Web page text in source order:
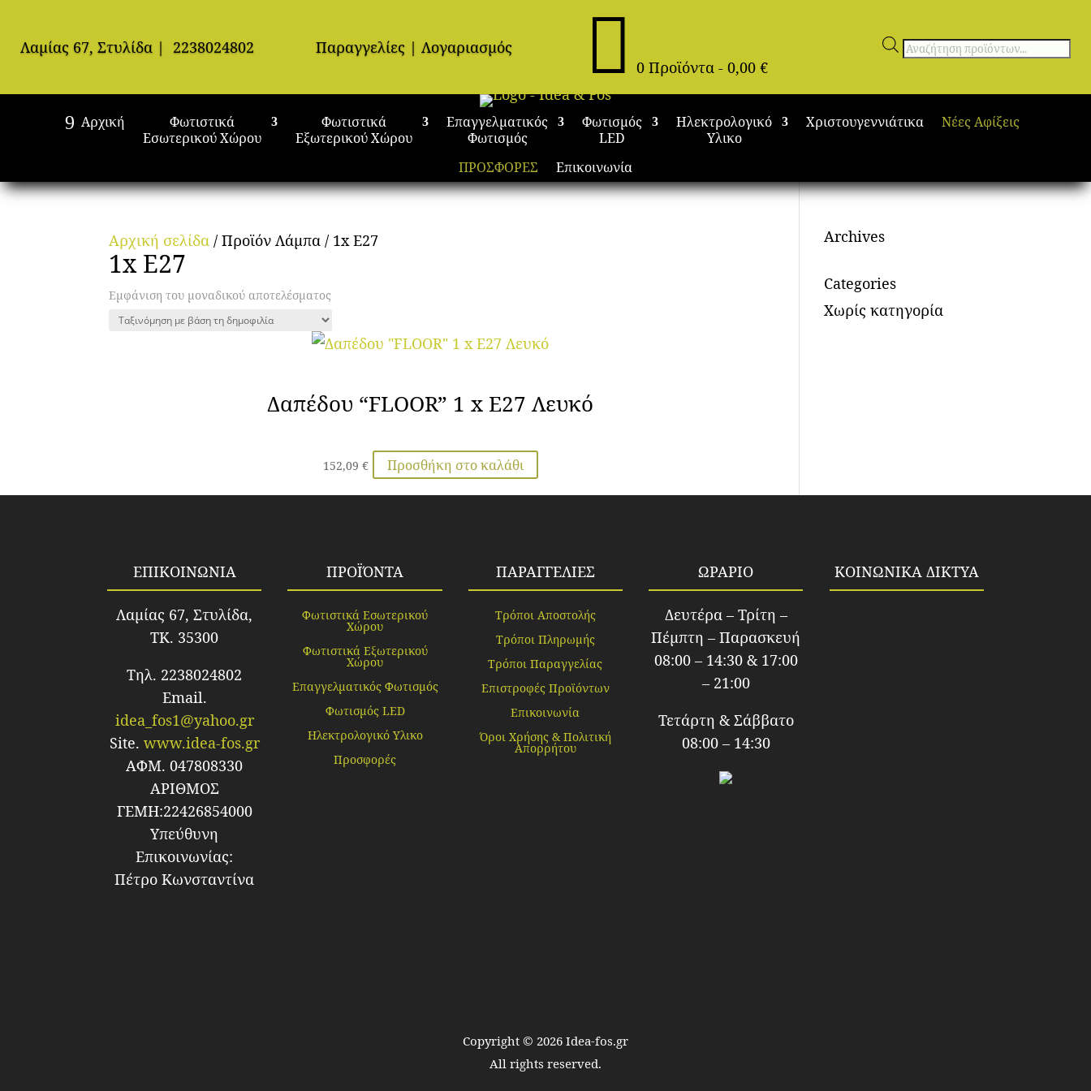
Λαμίας 67, Στυλίδα | 2238024802 Παραγγελίες |Λογαριασμός  0 Προϊόντα - 0,00€
Αναζήτηση
Αρχική
Φωτιστικά
Εσωτερικού Χώρου
Φωτιστικά
Εξωτερικού Χώρου
Επαγγελματικός
Φωτισμός
Φωτισμός
LED
Ηλεκτρολογικό
Υλικο
Χριστουγεννιάτικα Νέες Αφίξεις
ΠΡΟΣΦΟΡΕΣ Επικοινωνία
Αρχική σελίδα / Προϊόν Λάμπα / 1x E27
1x E27
Εμφάνιση του μοναδικού αποτελέσματος
Δαπέδου “FLOOR” 1 x E27 Λευκό
152,09 € Προσθήκη στο καλάθι
Archives
Categories
Χωρίς κατηγορία
ΕΠΙΚΟΙΝΩΝΙΑ
Λαμίας 67, Στυλίδα,
TK. 35300
Τηλ. 2238024802
Email.
idea_fos1@yahoo.gr
Site. www.idea-fos.gr
ΑΦΜ. 047808330
ΑΡΙΘΜΟΣ
ΓΕΜΗ:22426854000
Υπεύθυνη
Επικοινωνίας:
Πέτρο Κωνσταντίνα
ΠΡΟΪΌΝΤΑ
Φωτιστικά Εσωτερικού
Χώρου
Φωτιστικά Εξωτερικού
Χώρου
Επαγγελματικός Φωτισμός
Φωτισμός LED
Ηλεκτρολογικό Υλικο
Προσφορές
ΠΑΡΑΓΓΕΛΙΕΣ
Τρόποι Αποστολής
Τρόποι Πληρωμής
Τρόποι Παραγγελίας
Επιστροφές Προϊόντων
Επικοινωνία
Όροι Χρήσης & Πολιτική
Απορρήτου
ΩΡΑΡΙΟ
Δευτέρα – Τρίτη –
Πέμπτη – Παρασκευή
08:00 – 14:30 & 17:00
– 21:00
Τετάρτη & Σάββατο
08:00 – 14:30
ΚΟΙΝΩΝΙΚΑ ΔΙΚΤΥΑ
Copyright © 2026Idea-fos.gr
All rights reserved.